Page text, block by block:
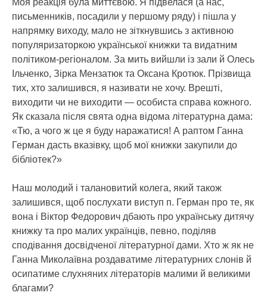
Моя реакція була миттєвою. Я підвелася (а нас,
письменників, посадили у першому ряду) і пішла у
напрямку виходу, мало не зіткнувшись з активною
популяризаторкою української книжки та видатним
політиком-регіоналом. За мить вийшли із зали й Олесь
Ільченко, Зірка Мензатюк та Оксана Кротюк. Прізвища
тих, хто залишився, я називати не хочу. Врешті,
виходити чи не виходити — особиста справа кожного.
Як сказала після свята одна відома літературна дама:
«Тю, а чого ж це я буду наражатися! А раптом Ганна
Герман дасть вказівку, щоб мої книжки закупили до
бібліотек?»
Наш молодий і талановитий колега, який також
залишився, щоб послухати виступ п. Герман про те, як
вона і Віктор Федорович дбають про українську дитячу
книжку та про малих українців, певно, поділяв
сподівання досвідченої літературної дами. Хто ж як не
Ганна Миколаївна роздаватиме літературних слонів й
осипатиме слухняних літераторів малими й великими
благами?